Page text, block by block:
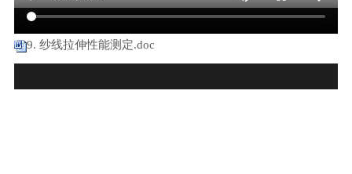
9. 纱线拉伸性能测定.doc